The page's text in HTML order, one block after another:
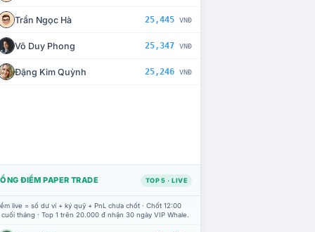
Trần Ngọc Hà 25,445 VNĐ
Võ Duy Phong 25,347 VNĐ
Đặng Kim Quỳnh 25,246 VNĐ
ĐIỂM PAPER TRADE TOP 5 · LIVE
live = số dư ví + ký quỹ + PnL chưa chốt · Chốt 12:00
tháng · Top 1 trên 20.000 đ nhận 30 ngày VIP Whale.